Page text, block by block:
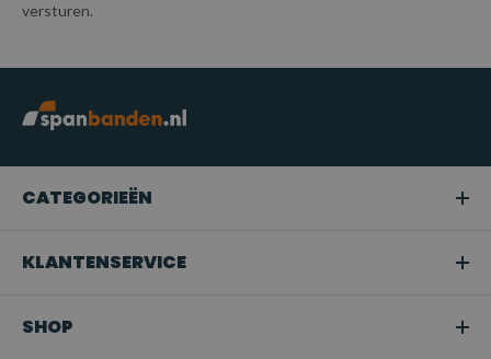
versturen.
CATEGORIEËN
KLANTENSERVICE
SHOP